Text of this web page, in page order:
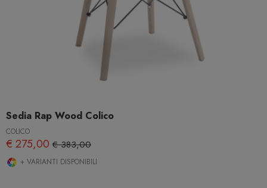
Sedia Rap Wood Colico
COLICO
€ 275,00 € 383,00
+ VARIANTI DISPONIBILI